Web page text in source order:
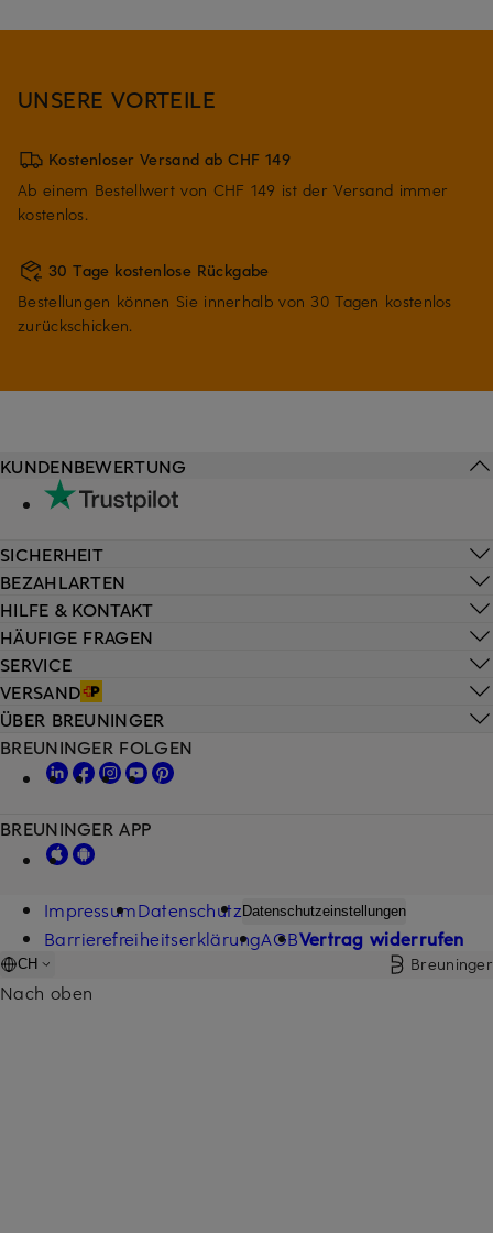
UNSERE VORTEILE
Kostenloser Versand ab CHF 149
Ab einem Bestellwert von CHF 149 ist der Versand immer
kostenlos.
30 Tage kostenlose Rückgabe
Bestellungen können Sie innerhalb von 30 Tagen kostenlos
zurückschicken.
HILFE & KONTAKT
HÄUFIGE FRAGEN
SERVICE
VERSAND
KUNDENBEWERTUNG
SICHERHEIT
BEZAHLARTEN
ÜBER BREUNINGER
BREUNINGER FOLGEN
BREUNINGER APP
ImpressumDatenschutz Datenschutzeinstellungen
BarrierefreiheitserklärungAGBVertrag widerrufen
CH Breuninger
Nach oben